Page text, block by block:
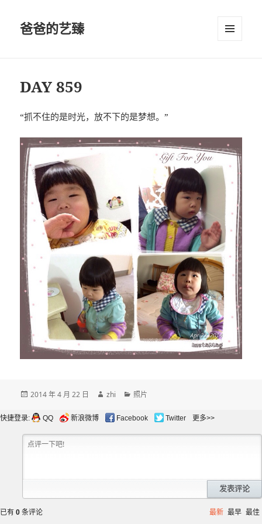
爸爸的艺臻
DAY 859
“抓不住的是时光，放不下的是梦想。”
发
于
2014 年 4 月 22 日
作
zhi
分
照片
快捷登录: QQ 新浪微博 Facebook Twitter 更多>>
发表评论
已有 0 条评论 最新 最早 最佳